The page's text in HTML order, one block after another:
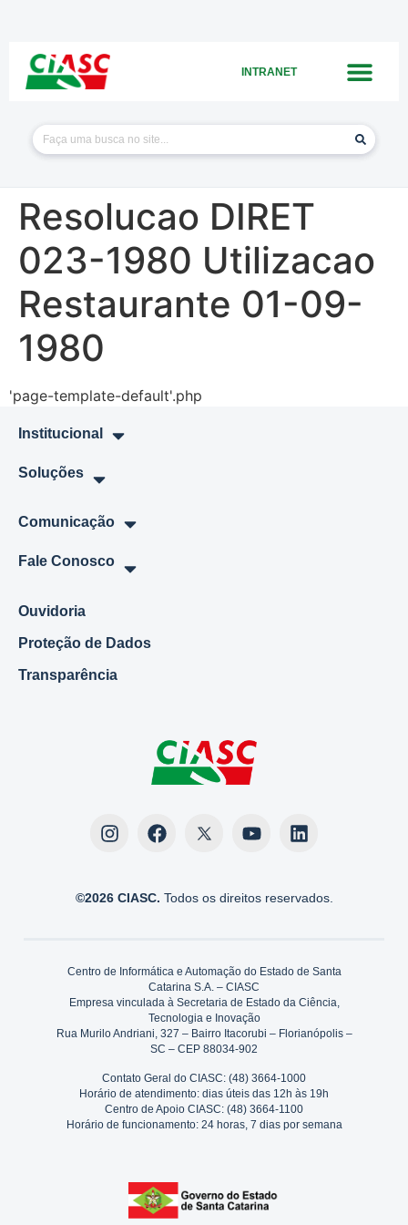
INTRANET
Resolucao DIRET
023-1980 Utilizacao
Restaurante 01-09-
1980
'page-template-default'.php
Institucional
Soluções
Comunicação
Fale Conosco
Ouvidoria
Proteção de Dados
Transparência
©2026 CIASC. Todos os direitos reservados.
Centro de Informática e Automação do Estado de Santa
Catarina S.A. – CIASC
Empresa vinculada à Secretaria de Estado da Ciência,
Tecnologia e Inovação
Rua Murilo Andriani, 327 – Bairro Itacorubi – Florianópolis –
SC – CEP 88034-902
Contato Geral do CIASC: (48) 3664-1000
Horário de atendimento: dias úteis das 12h às 19h
Centro de Apoio CIASC: (48) 3664-1100
Horário de funcionamento: 24 horas, 7 dias por semana